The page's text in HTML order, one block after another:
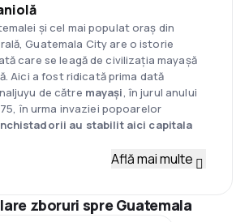
și cel mai populat oraș din
Guatemala City are o istorie
care se leagă de civilizația mayașă
Aici a fost ridicată prima dată
de către mayași, în jurul anului
în urma invaziei popoarelor
au stabilit aici capitala
Află mai multe
zboruri spre Guatemala